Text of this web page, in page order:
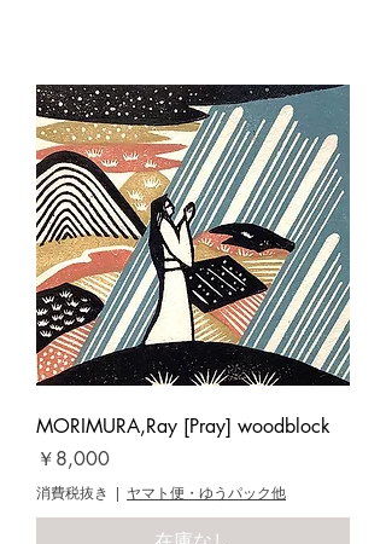
MORIMURA,Ray [Pray] woodblock
価格
￥8,000
消費税抜き | ヤマト便・ゆうパック他